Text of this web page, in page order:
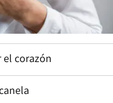
corazón